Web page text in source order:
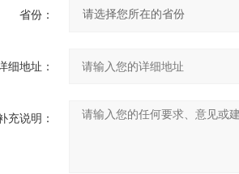
省份：
细地址：
充说明：